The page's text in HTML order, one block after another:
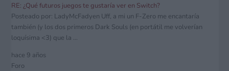
RE: ¿Qué futuros juegos te gustaría ver en Switch?
Posteado por: LadyMcFadyen Uff, a mi un F-Zero me encantaría
también (y los dos primeros Dark Souls (en portátil me volverían
loquísima <3) que la ...
hace 9 años
Foro